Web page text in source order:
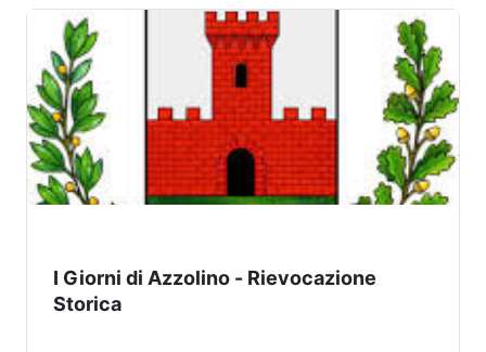
I Giorni di Azzolino - Rievocazione
Storica